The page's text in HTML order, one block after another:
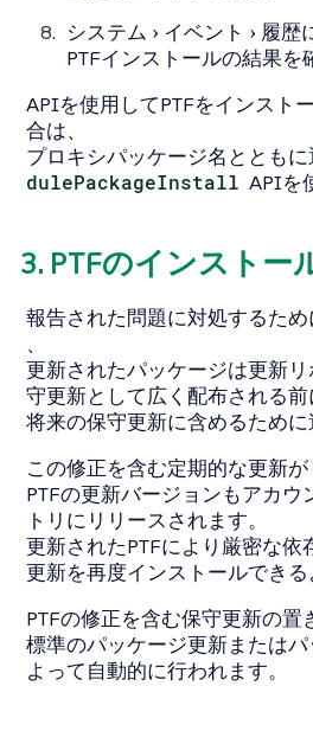
システム
イベント 履歴
PTFインストールの結果を
APIを使用してPTFをインスト
合は、
プロキシパッケージ名ととも
dulePackageInstall APIを
3. PTFのインストー
報告された問題に対処するため
、
更新されたパッケージは更新
守更新として広く配布される前
将来の保守更新に含めるために
この修正を含む定期的な更新が
PTFの更新バージョンもアカウ
トリにリリースされます。
更新されたPTFにより厳密な依
更新を再度インストールできる
PTFの修正を含む保守更新の置
標準のパッケージ更新または
よって自動的に行われます。